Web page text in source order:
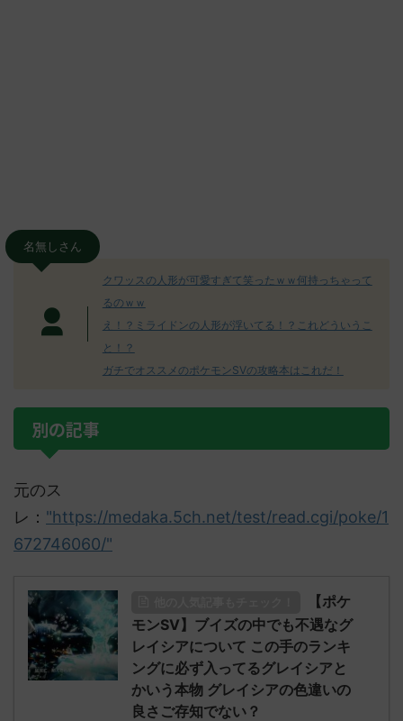
名無しさん
クワッスの人形が可愛すぎて笑ったｗｗ何持っちゃって
るのｗｗ
え！？ミライドンの人形が浮いてる！？これどういうこ
と！？
ガチでオススメのポケモンSVの攻略本はこれだ！
別の記事
元のス
レ： "https://medaka.5ch.net/test/read.cgi/poke/1
672746060/"
【ポケ
モンSV】ブイズの中でも不遇なグ
レイシアについて この手のランキ
ングに必ず入ってるグレイシアと
かいう本物 グレイシアの色違いの
良さご存知でない？